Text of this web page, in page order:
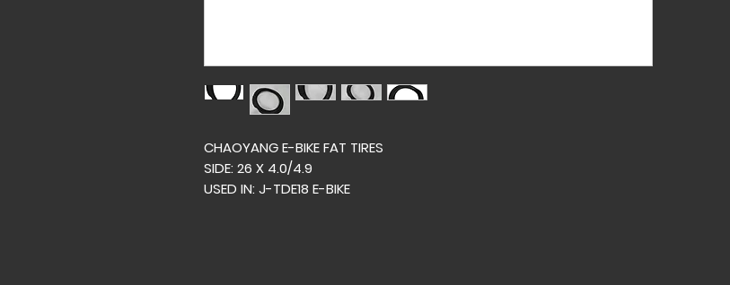
CHAOYANG E-BIKE FAT TIRES
SIDE: 26 X 4.0/4.9
USED IN: J-TDE18 E-BIKE